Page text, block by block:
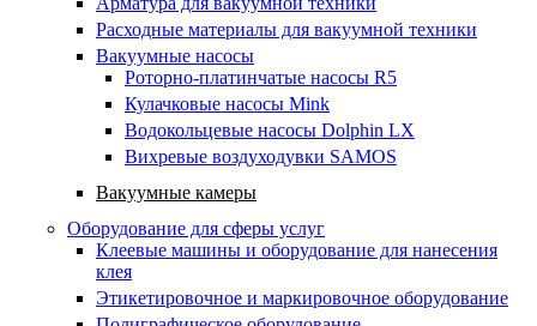
Расходные материалы для вакуумной техники
Вакуумные насосы
Роторно-платинчатые насосы R5
Кулачковые насосы Mink
Водокольцевые насосы Dolphin LX
Вихревые воздуходувки SAMOS
Вакуумные камеры
Оборудование для сферы услуг
Клеевые машины и оборудование для нанесения
клея
Этикетировочное и маркировочное оборудование